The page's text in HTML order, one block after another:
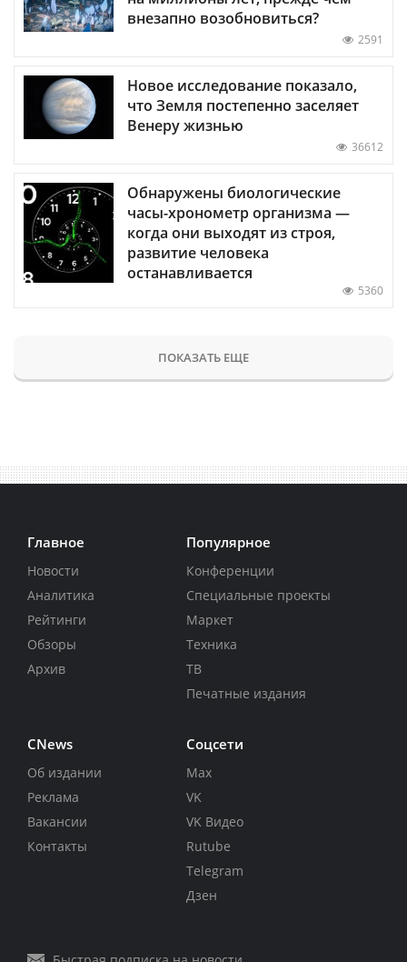
внезапно возобновиться?
2591
Новое исследование показало,
что Земля постепенно заселяет
Венеру жизнью
36612
Обнаружены биологические
часы-хронометр организма —
когда они выходят из строя,
развитие человека
останавливается
5360
ПОКАЗАТЬ ЕЩЕ
Главное
Новости
Аналитика
Рейтинги
Обзоры
Архив
Популярное
Конференции
Специальные проекты
Маркет
Техника
ТВ
Печатные издания
CNews
Об издании
Реклама
Вакансии
Контакты
Соцсети
Max
VK
VK Видео
Rutube
Telegram
Дзен